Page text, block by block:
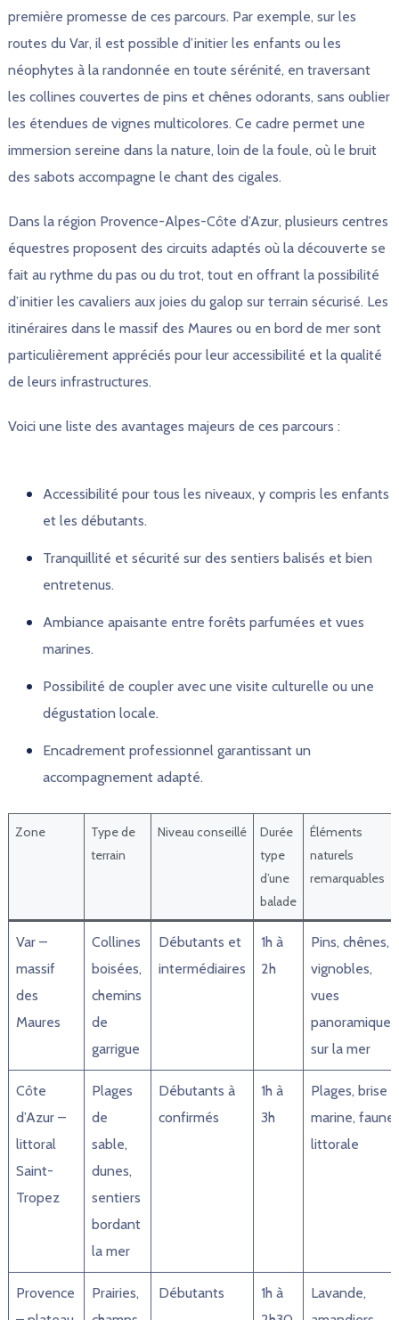
première promesse de ces parcours. Par exemple, sur les
routes du Var, il est possible d’initier les enfants ou les
néophytes à la randonnée en toute sérénité, en traversant
les collines couvertes de pins et chênes odorants, sans oublier
les étendues de vignes multicolores. Ce cadre permet une
immersion sereine dans la nature, loin de la foule, où le bruit
des sabots accompagne le chant des cigales.
Dans la région Provence-Alpes-Côte d’Azur, plusieurs centres
équestres proposent des circuits adaptés où la découverte se
fait au rythme du pas ou du trot, tout en offrant la possibilité
d’initier les cavaliers aux joies du galop sur terrain sécurisé. Les
itinéraires dans le massif des Maures ou en bord de mer sont
particulièrement appréciés pour leur accessibilité et la qualité
de leurs infrastructures.
Voici une liste des avantages majeurs de ces parcours :
Accessibilité pour tous les niveaux, y compris les enfants
et les débutants.
Tranquillité et sécurité sur des sentiers balisés et bien
entretenus.
Ambiance apaisante entre forêts parfumées et vues
marines.
Possibilité de coupler avec une visite culturelle ou une
dégustation locale.
Encadrement professionnel garantissant un
accompagnement adapté.
Zone
Type de
terrain
Niveau conseillé
Durée
type
d’une
balade
Éléments
naturels
remarquables
Var –
massif
des
Maures
Collines
boisées,
chemins
de
garrigue
Débutants et
intermédiaires
1h à
2h
Pins, chênes,
vignobles,
vues
panoramiques
sur la mer
Côte
d’Azur –
littoral
Saint-
Tropez
Plages
de
sable,
dunes,
sentiers
bordant
la mer
Débutants à
confirmés
1h à
3h
Plages, brise
marine, faune
littorale
Provence
Prairies,
Débutants
1h à
Lavande,